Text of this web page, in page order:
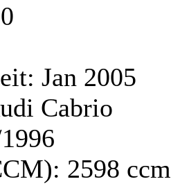
Jan 2005
Cabrio
2598 ccm